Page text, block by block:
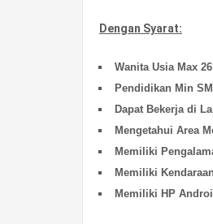
Dengan Syarat:
Wanita Usia Max
Pendidikan Min
Dapat Bekerja di
Mengetahui Area
Memiliki
Memiliki Kendaraan
Memiliki HP